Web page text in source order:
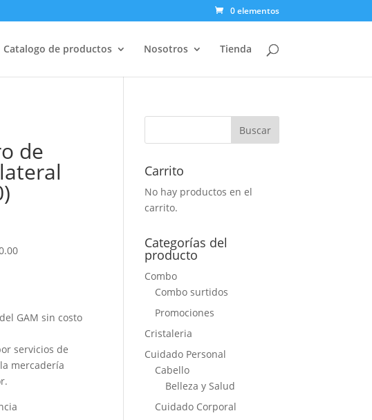
0 elementos
Catalogo de productos Nosotros Tienda
de
GAM sin costo
servicios de
mercadería
Carrito
No hay productos en el
carrito.
Categorías del
producto
Combo
Combo surtidos
Promociones
Cristaleria
Cuidado Personal
Cabello
Belleza y Salud
Cuidado Corporal